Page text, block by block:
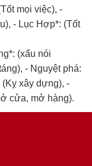
mọi việc), -
- Lục Hợp*: (Tốt
(xấu nói
- Nguyệt phá:
xây dựng), -
cửa, mở hàng).